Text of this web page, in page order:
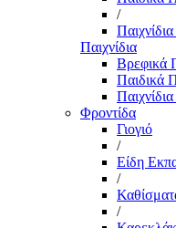
/
Παιχνίδια
Βρεφικά
Παιδικά
Φροντίδα
Γιογιό
/
Είδη
/
/